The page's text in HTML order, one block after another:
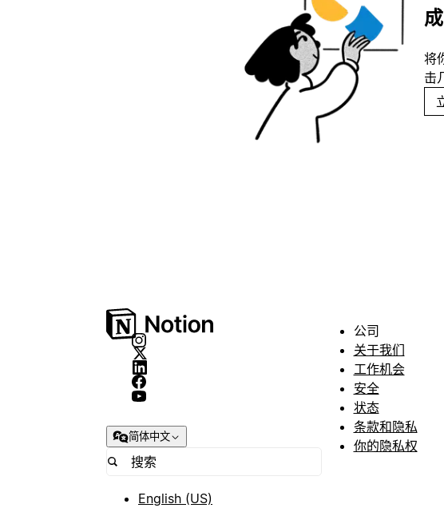
将
击
简体中文
English (US)
公司
关于我们
工作机会
安全
状态
条款和隐私
你的隐私权